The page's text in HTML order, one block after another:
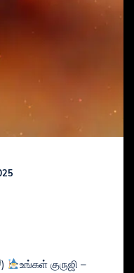
)
உங்கள் குருஜி –